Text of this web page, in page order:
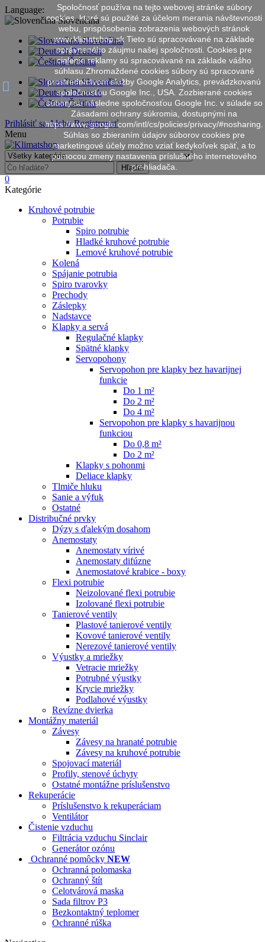
Spoločnosť používa na tejto webovej stránke súbory
cookies, ktoré sú použité za účelom merania návštevnosti
webu, prispôsobenia zobrazenia webových stránok
www.klimatshop.sk Tieto sú spracovávané na základe
oprávneného záujmu našej spoločnosti. Cookies pre
cielenie reklamy sú spracovávané na základe vášho
súhlasu.Zhromaždené cookies súbory sú spracované
prostredníctvom služby Google Analytics, prevádzkovanú
spoločnosťou Google Inc., USA. Zozbierané cookies
súbory sú následne spoločnosťou Google Inc. v súlade so
Zásadami ochrany súkromia, dostupnými na
https://www.google.com/intl/cs/policies/privacy/#nosharing.
Súhlas so zbieraním údajov súborov cookies pre
marketingové účely možno vziať kedykoľvek späť, a to
pomocou zmeny nastavenia príslušného internetového
prehliadača.
Language:
Slovenčina
Slovenčina
Deutsch
Čeština
Slovenčina
Deutsch
Čeština
Prihlásiť saAleboRegistrovať
Menu
Hľadať
0
Kategórie
Kruhové potrubie
Potrubie
Spiro potrubie
Hladké kruhové potrubie
Lemové kruhové potrubie
Kolená
Spájanie potrubia
Spiro tvarovky
Prechody
Záslepky
Nadstavce
Klapky a servá
Regulačné klapky
Spätné klapky
Servopohony
Servopohon pre klapky bez havarijnej
funkcie
Do 1 m²
Do 2 m²
Do 4 m²
Servopohon pre klapky s havarijnou
funkciou
Do 0,8 m²
Do 2 m²
Klapky s pohonmi
Deliace klapky
Tlmiče hluku
Sanie a výfuk
Ostatné
Distribučné prvky
Dýzy s ďalekým dosahom
Anemostaty
Anemostaty vírivé
Anemostaty difúzne
Anemostatové krabice - boxy
Flexi potrubie
Neizolované flexi potrubie
Izolované flexi potrubie
Tanierové ventily
Plastové tanierové ventily
Kovové tanierové ventily
Nerezové tanierové ventily
Výustky a mriežky
Vetracie mriežky
Potrubné výustky
Krycie mriežky
Podlahové výustky
Revízne dvierka
Montážny materiál
Závesy
Závesy na hranaté potrubie
Závesy na kruhové potrubie
Spojovací materiál
Profily, stenové úchyty
Ostatné montážne príslušenstvo
Rekuperácie
Príslušenstvo k rekuperáciam
Ventilátor
Čistenie vzduchu
Filtrácia vzduchu Sinclair
Generátor ozónu
Ochranné pomôcky NEW
Ochranná polomaska
Ochranný štít
Celotvárová maska
Sada filtrov P3
Bezkontaktný teplomer
Ochranné rúška